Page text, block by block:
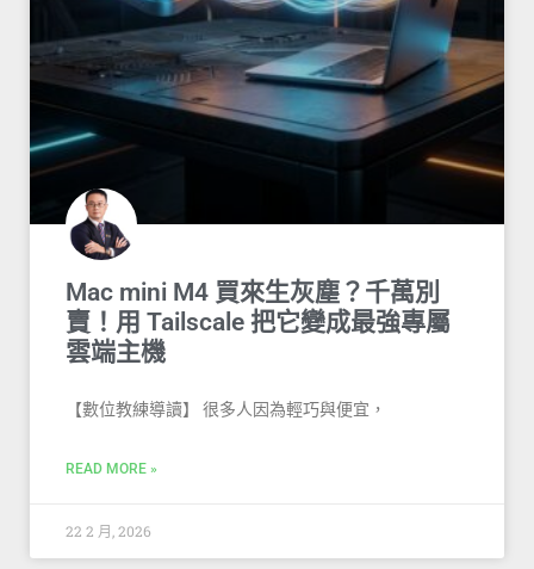
Mac mini M4 買來生灰塵？千萬別
賣！用 Tailscale 把它變成最強專屬
雲端主機
【數位教練導讀】 很多人因為輕巧與便宜，
READ MORE »
22 2 月, 2026